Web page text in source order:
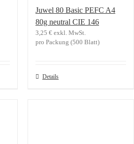
Juwel 80 Basic PEFC A4
80g neutral CIE 146
3,25 € exkl. MwSt.
pro Packung (500 Blatt)
Details